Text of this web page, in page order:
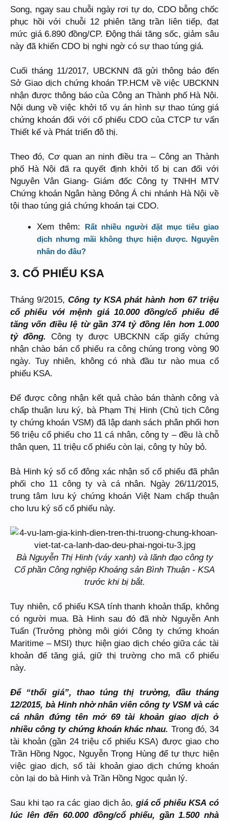
Song, ngay sau chuỗi ngày rơi tự do, CDO bỗng chốc
phục hồi với chuỗi 12 phiên tăng trần liên tiếp, đạt
mức giá 6.890 đồng/CP. Động thái tăng sốc, giảm sâu
này đã khiến CDO bị nghi ngờ có sự thao túng giá.
Cuối tháng 11/2017, UBCKNN đã gửi thông báo đến
Sở Giao dịch chứng khoán TP.HCM về việc UBCKNN
nhận được thông báo của Công an Thành phố Hà Nội.
Nội dung về việc khởi tố vụ án hình sự thao túng giá
chứng khoán đối với cổ phiếu CDO của CTCP tư vấn
Thiết kế và Phát triển đô thị.
Theo đó, Cơ quan an ninh điều tra – Công an Thành
phố Hà Nội đã ra quyết định khởi tố bị can đối với
Nguyên Vân Giang- Giám đốc Công ty TNHH MTV
Chứng khoán Ngân hàng Đông Á chi nhánh Hà Nội về
tội thao túng giá chứng khoán tại CDO.
Xem thêm:
Rất nhiều người đặt mục tiêu giao
dịch nhưng mãi không thực hiện được. Nguyên
nhân do đâu?
3. CỔ PHIẾU KSA
Tháng 9/2015,Công ty KSA phát hành hơn 67 triệu
cổ phiếu với mệnh giá 10.000 đồng/cổ phiếu để
tăng vốn điều lệ từ gần 374 tỷ đồng lên hơn 1.000
tỷ đồng. Công ty được UBCKNN cấp giấy chứng
nhận chào bán cổ phiếu ra công chúng trong vòng 90
ngày. Tuy nhiên, không có nhà đầu tư nào mua cổ
phiếu KSA.
Để được công nhận kết quả chào bán thành công và
chấp thuận lưu ký, bà Phạm Thị Hinh (Chủ tịch Công
ty chứng khoán VSM) đã lập danh sách phân phối hơn
56 triệu cổ phiếu cho 11 cá nhân, công ty – đều là chỗ
thân quen, 11 triệu cổ phiếu còn lại, công ty hủy bỏ.
Bà Hinh ký sổ cổ đông xác nhận số cổ phiếu đã phân
phối cho 11 công ty và cá nhân. Ngày 26/11/2015,
trung tâm lưu ký chứng khoán Việt Nam chấp thuận
cho lưu ký số cổ phiếu này.
Bà Nguyễn Thị Hinh (váy xanh) và lãnh đạo công ty
Cổ phần Công nghiệp Khoáng sản Bình Thuận - KSA
trước khi bị bắt.
Tuy nhiên, cổ phiếu KSA tính thanh khoản thấp, không
có người mua. Bà Hinh sau đó đã nhờ Nguyễn Anh
Tuấn (Trưởng phòng môi giới Công ty chứng khoán
Maritime – MSI) thực hiện giao dịch chéo giữa các tài
khoản để tăng giá, giữ thị trường cho mã cổ phiếu
này.
Để “thổi giá”, thao túng thị trường, đầu tháng
12/2015, bà Hinh nhờ nhân viên công ty VSM và các
cá nhân đứng tên mở 69 tài khoản giao dịch ở
nhiều công ty chứng khoán khác nhau. Trong đó, 34
tài khoản (gần 24 triệu cổ phiếu KSA) được giao cho
Trần Hồng Ngọc, Nguyễn Trọng Hùng để tự thực hiện
việc giao dịch, số tài khoản giao dịch chứng khoán
còn lại do bà Hinh và Trần Hồng Ngọc quản lý.
Sau khi tạo ra các giao dịch ảo, giá cổ phiếu KSA có
lúc lên đến 60.000 đồng/cổ phiếu, gần 1.500 nhà